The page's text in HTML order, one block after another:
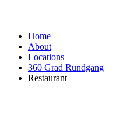
Home
About
Locations
360 Grad Rundgang
Restaurant